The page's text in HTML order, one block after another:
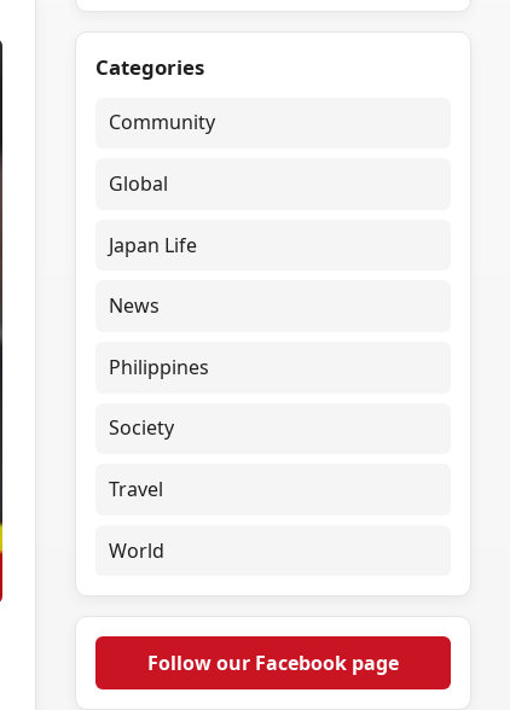
Categories
Community
Global
Japan Life
News
Philippines
Society
Travel
World
Follow our Facebook page